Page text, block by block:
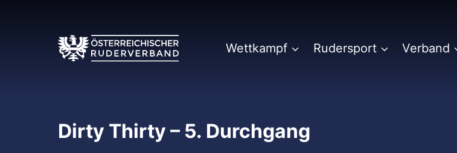
Wettkampf Rudersport Verband
Dirty Thirty – 5. Durchgang